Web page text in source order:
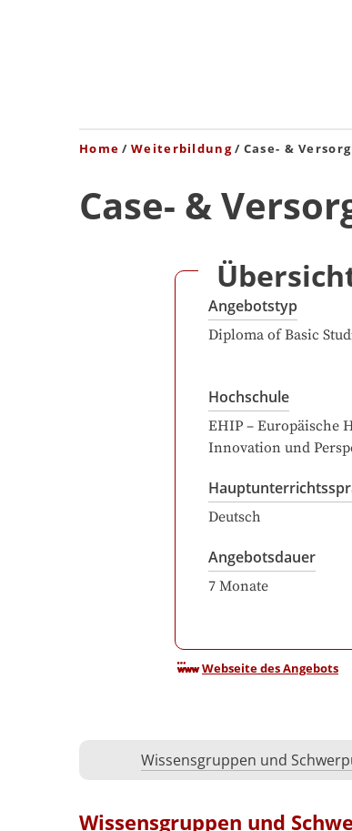
Home Weiterbildung Case- &
Case- &
Angebotstyp
Diploma of Basic
Hochschule
EHIP – Europäische
Innovation und
Deutsch
Angebotsdauer
7 Monate
Webseite des Angebots
Wissensgruppen und
Wissensgruppen und